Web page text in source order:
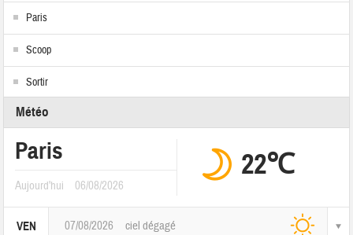
Paris
Scoop
Sortir
Météo
Paris
Aujourd'hui 06/08/2026
22℃
VEN 07/08/2026 ciel dégagé